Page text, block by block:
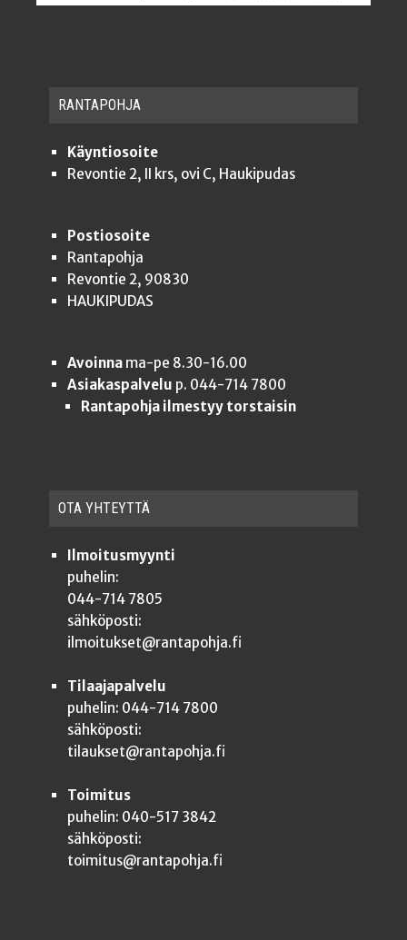
RAN­TA­POH­JA
Käyntiosoite
Revontie 2, II krs, ovi C, Haukipudas
Postiosoite
Rantapohja
Revontie 2, 90830
HAUKIPUDAS
Avoinnama-pe 8.30-16.00
Asiakaspalvelu p. 044-714 7800
Rantapohja ilmestyy torstaisin
OTA YHTEYT­TÄ
Ilmoitusmyynti
puhelin:
044-714 7805
sähköposti:
ilmoitukset@rantapohja.fi
Tilaajapalvelu
puhelin: 044-714 7800
sähköposti:
tilaukset@rantapohja.fi
Toimitus
puhelin: 040-517 3842
sähköposti:
toimitus@rantapohja.fi